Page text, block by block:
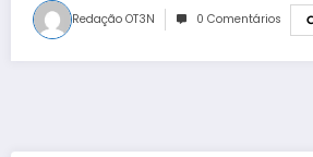
Redação OT3N 0 Comentários